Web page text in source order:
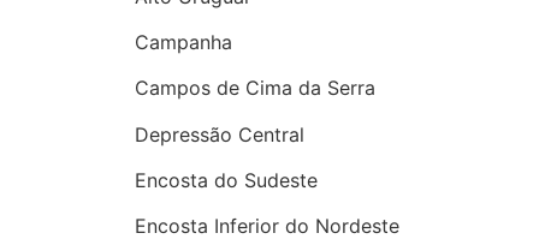
Campanha
Campos de Cima da Serra
Depressão Central
Encosta do Sudeste
Encosta Inferior do Nordeste